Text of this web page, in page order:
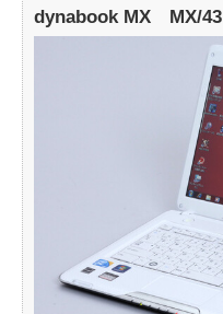
dynabook MX MX/43